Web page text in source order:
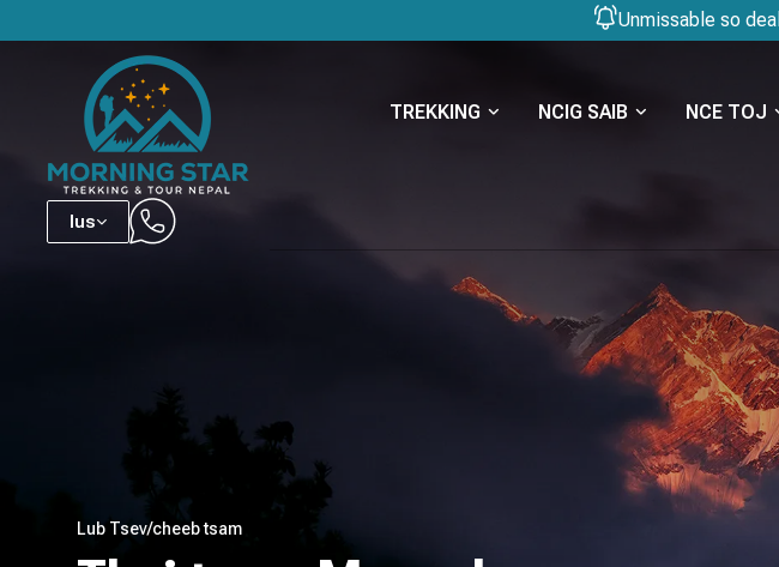
Unmissable so
TREKKING NCIG SAIB NCE TOJ
lus
Lub Tsev/cheeb tsam